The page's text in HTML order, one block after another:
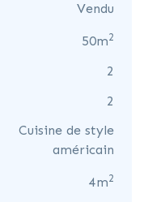
Vendu
50m2
2
2
Cuisine de style
américain
4m2